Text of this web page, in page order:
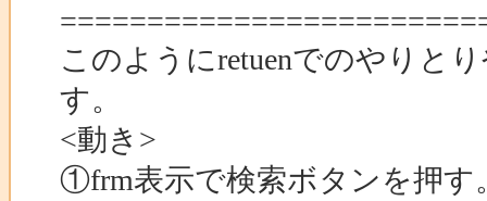
このようにretuenでのやりと
す。
<動き>
①frm表示で検索ボタンを押す